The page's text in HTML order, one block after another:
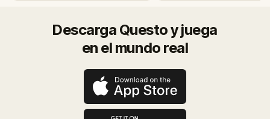
Descarga Questo y juega
en el mundo real